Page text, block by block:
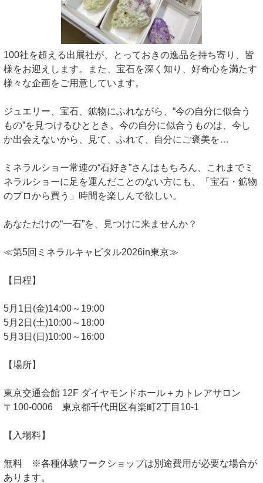
100社を超える出展社が、とっておきの逸品を持ち寄り、皆
様をお迎えします。また、宝石を深く知り、好奇心を満たす
様々な企画をご用意しています。
ジュエリー、宝石、鉱物にふれながら、“今の自分に似合う
もの”を見つけるひととき。今の自分に似合うものは、今し
か出会えないから、見て、ふれて、自分にご褒美を…
ミネラルショー常連の“石好き”さんはもちろん、これまでミ
ネラルショーに足を運んだことのない方にも、「宝石・鉱物
のプロから買う」時間を楽しんで欲しい。
あなただけの“一石”を、見つけに来ませんか？
≪第5回ミネラルキャピタル2026in東京≫
【日程】
5月1日(金)14:00～19:00
5月2日(土)10:00～18:00
5月3日(日)10:00～16:00
【場所】
東京交通会館 12F ダイヤモンドホール＋カトレアサロン
〒100-0006 東京都千代田区有楽町2丁目10-1
【入場料】
無料 ※各種体験ワークショップは別途費用が必要な場合が
あります。